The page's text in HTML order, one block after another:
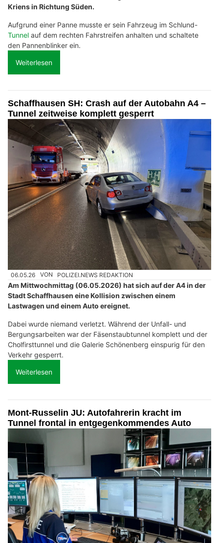
Kriens in Richtung Süden.
Aufgrund einer Panne musste er sein Fahrzeug im Schlund-
Tunnel auf dem rechten Fahrstreifen anhalten und schaltete
den Pannenblinker ein.
Weiterlesen
Schaffhausen SH: Crash auf der Autobahn A4 –
Tunnel zeitweise komplett gesperrt
06.05.26 VON POLIZEI.NEWS REDAKTION
Am Mittwochmittag (06.05.2026) hat sich auf der A4 in der
Stadt Schaffhausen eine Kollision zwischen einem
Lastwagen und einem Auto ereignet.
Dabei wurde niemand verletzt. Während der Unfall- und
Bergungsarbeiten war der Fäsenstaubtunnel komplett und der
Cholfirsttunnel und die Galerie Schönenberg einspurig für den
Verkehr gesperrt.
Weiterlesen
Mont-Russelin JU: Autofahrerin kracht im
Tunnel frontal in entgegenkommendes Auto